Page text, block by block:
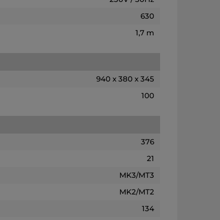
630
1,7 m
940 x 380 x 345
100
376
21
MK3/MT3
MK2/MT2
134